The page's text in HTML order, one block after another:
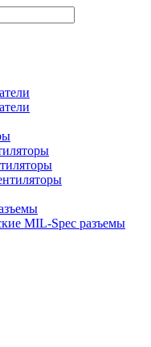
MIL-Spec разъемы